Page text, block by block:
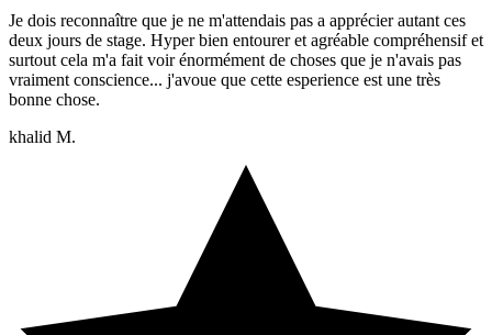
Je dois reconnaître que je ne m'attendais pas a apprécier autant ces
deux jours de stage. Hyper bien entourer et agréable compréhensif et
surtout cela m'a fait voir énormément de choses que je n'avais pas
vraiment conscience... j'avoue que cette esperience est une très
bonne chose.
khalid M.